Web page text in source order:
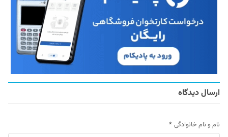
ارسال دیدگاه
نام و نام خانوادگی *